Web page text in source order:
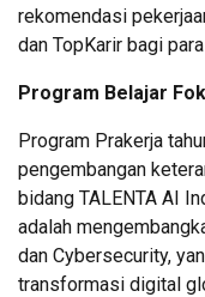
rekomendasi
dan TopKarir bagi
Program Belajar
Program Prakerja
pengembangan
bidang TALENTA AI
adalah
dan Cybersecurity,
transformasi digital